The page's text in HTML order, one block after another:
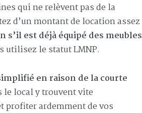
qui ne relèvent pas de la
d’un montant de location assez
est déjà équipé des meubles
utilisez le statut LMNP.
en raison de la courte
le local y trouvent vite
profiter ardemment de vos